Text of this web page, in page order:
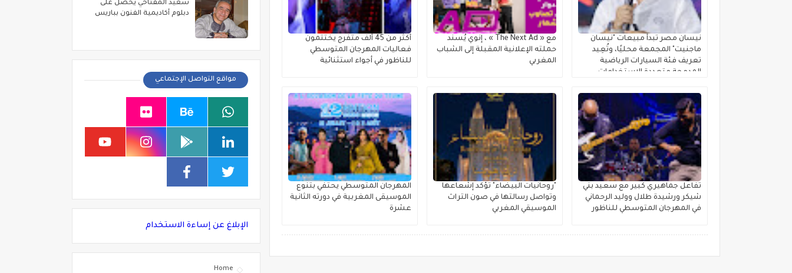
نيسان مصر تبدأ مبيعات "نيسان
ماجنيت" المجمعة محليًا، وتُعِيد
تعريف فئة السيارات الرياضية
المدمجة متعددة الاستخدامات
مع « The Next Ad » ، إنوي يُسند
حملته الإعلانية المقبلة إلى الشباب
المغربي
أكثر من 45 ألف متفرج يختتمون
فعاليات المهرجان المتوسطي
للناظور في أجواء استثنائية
تفاعل جماهيري كبير مع سعيد بني
شيكر ورشيدة طلال ووليد الرحماني
في المهرجان المتوسطي للناظور
"روحانيات البيضاء" تؤكد إشعاعها
وتواصل رسالتها في صون التراث
الموسيقي المغربي
المهرجان المتوسطي يحتفي بتنوع
الموسيقى المغربية في دورته الثانية
عشرة
سعيد المفتاحي يحصل على
دبلوم أكاديمية الفنون بباريس
مواقع التواصل الإجتماعي
الإبلاغ عن إساءة الاستخدام
Home